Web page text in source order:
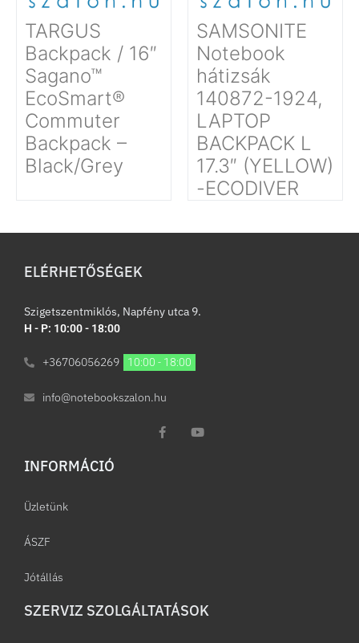
TARGUS
Backpack / 16″
Sagano™
EcoSmart®
Commuter
Backpack –
Black/Grey
SAMSONITE
Notebook
hátizsák
140872-1924,
LAPTOP
BACKPACK L
17.3″ (YELLOW)
-ECODIVER
ELÉRHETŐSÉGEK
Szigetszentmiklós, Napfény utca 9.
H - P: 10:00 - 18:00
+36706056269 10:00 - 18:00
info@notebookszalon.hu
INFORMÁCIÓ​
Üzletünk
ÁSZF
Jótállás
SZERVIZ SZOLGÁLTATÁSOK